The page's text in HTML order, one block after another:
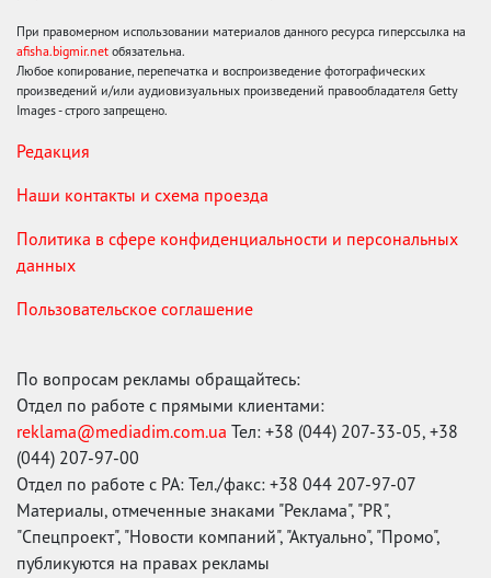
При правомерном использовании материалов данного ресурса гиперссылка на
afisha.bigmir.net обязательна.
Любое копирование, перепечатка и воспроизведение фотографических
произведений и/или аудиовизуальных произведений правообладателя Getty
Images - строго запрещено.
Редакция
Наши контакты и схема проезда
Политика в сфере конфиденциальности и персональных
данных
Пользовательское соглашение
По вопросам рекламы обращайтесь:
Отдел по работе с прямыми клиентами:
reklama@mediadim.com.ua Тел: +38 (044) 207-33-05, +38
(044) 207-97-00
Отдел по работе с РА: Тел./факс: +38 044 207-97-07
Материалы, отмеченные знаками "Реклама", "PR",
"Спецпроект", "Новости компаний", "Актуально", "Промо",
публикуются на правах рекламы